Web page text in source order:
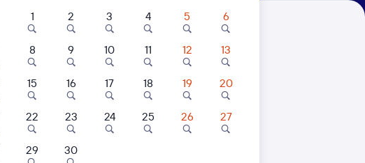
1 2 3 4 5 6
8 9 10 11 12 13
15 16 17 18 19 20
22 23 24 25 26 27
29 30